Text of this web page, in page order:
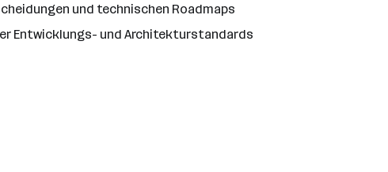
und technischen Roadmaps
Entwicklungs- und Architekturstandards